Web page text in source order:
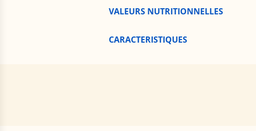
VALEURS NUTRITIONNELLES
CARACTERISTIQUES